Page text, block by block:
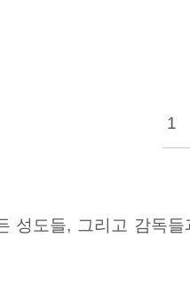
성도들, 그리고 감독들